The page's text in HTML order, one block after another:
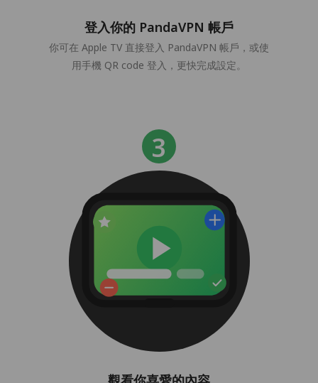
登入你的 PandaVPN 帳戶
你可在 Apple TV 直接登入 PandaVPN 帳戶，或使
用手機 QR code 登入，更快完成設定。